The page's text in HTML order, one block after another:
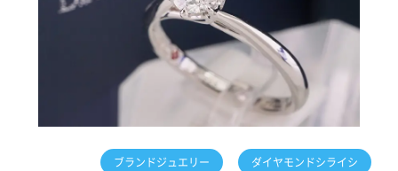
ブランドジュエリー ダイヤモンドシライシ